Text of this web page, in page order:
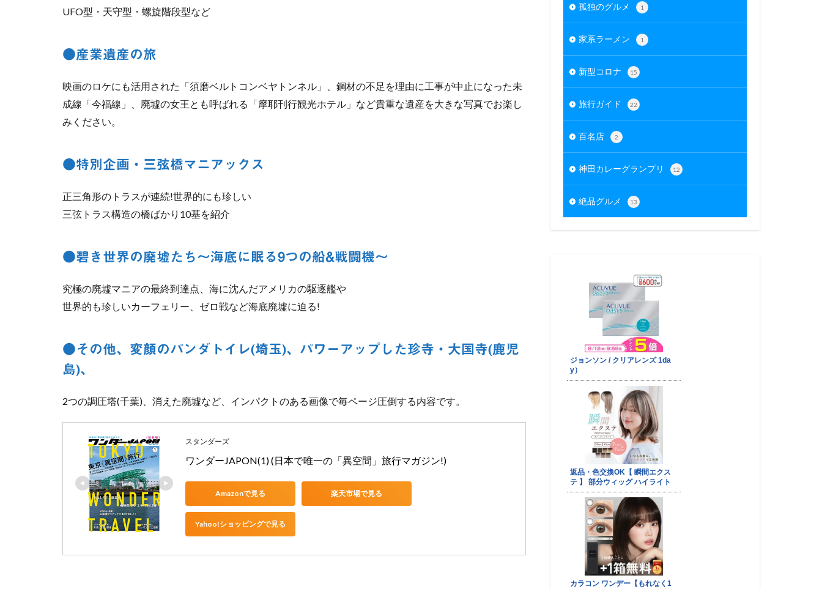
UFO型・天守型・螺旋階段型など
●産業遺産の旅
映画のロケにも活用された「須磨ベルトコンベヤトンネル」、鋼材の不足を理由に工事が中止になった未
成線「今福線」、廃墟の女王とも呼ばれる「摩耶刊行観光ホテル」など貴重な遺産を大きな写真でお楽し
みください。
●特別企画・三弦橋マニアックス
正三角形のトラスが連続!世界的にも珍しい
三弦トラス構造の橋ばかり10基を紹介
●碧き世界の廃墟たち〜海底に眠る9つの船&戦闘機〜
究極の廃墟マニアの最終到達点、海に沈んだアメリカの駆逐艦や
世界的も珍しいカーフェリー、ゼロ戦など海底廃墟に迫る!
●その他、変顔のパンダトイレ(埼玉)、パワーアップした珍寺・大国寺(鹿児
島)、
2つの調圧塔(千葉)、消えた廃墟など、インパクトのある画像で毎ページ圧倒する内容です。
スタンダーズ
ワンダーJAPON(1) (日本で唯一の「異空間」旅行マガジン!)
Amazonで見る 楽天市場で見る
Yahoo!ショッピングで見る
孤独のグルメ 1
家系ラーメン 1
新型コロナ 15
旅行ガイド 22
百名店 2
神田カレーグランプリ 12
絶品グルメ 13